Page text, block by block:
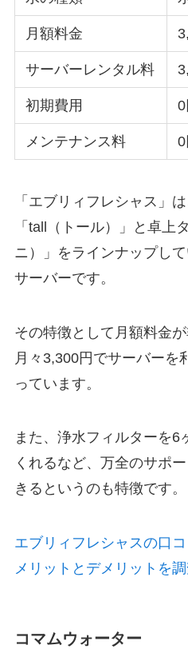
月額料金
サーバーレンタル料
初期費用 0
メンテナンス料 0
「エブリィフレシャス」
「tall（トール）」と卓上
ニ）」をラインナップし
サーバーです。
その特徴として月額料金が
月々3,300円でサーバーを
っています。
また、浄水フィルターを6
くれるなど、万全のサポ
きるというのも特徴です。
エブリィフレシャスの口
メリットとデメリットを
コマムウォーター